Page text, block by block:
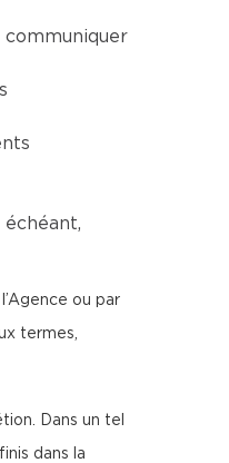
communiquer
échéant,
ou par
termes,
Dans un tel
dans la